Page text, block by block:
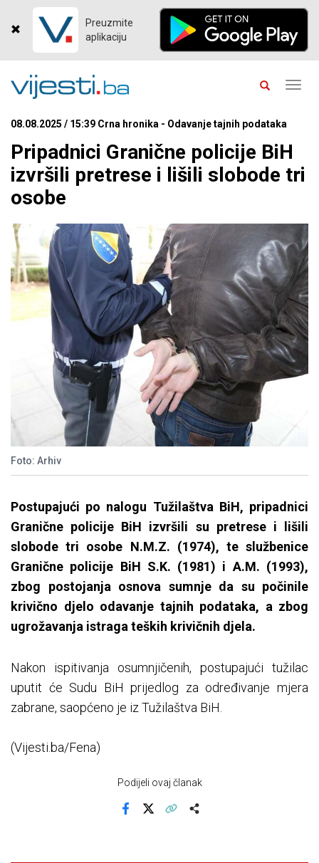
Preuzmite
aplikaciju
08.08.2025 / 15:39 Crna hronika - Odavanje tajnih podataka
Pripadnici Granične policije BiH
izvršili pretrese i lišili slobode tri
osobe
Foto: Arhiv
Postupajući po nalogu Tužilaštva BiH, pripadnici
Granične policije BiH izvršili su pretrese i lišili
slobode tri osobe N.M.Z. (1974), te službenice
Granične policije BiH S.K. (1981) i A.M. (1993),
zbog postojanja osnova sumnje da su počinile
krivično djelo odavanje tajnih podataka, a zbog
ugrožavanja istraga teških krivičnih djela.
Nakon ispitivanja osumnjičenih, postupajući tužilac
uputit će Sudu BiH prijedlog za određivanje mjera
zabrane, saopćeno je iz Tužilaštva BiH.
(Vijesti.ba/Fena)
Podijeli ovaj članak